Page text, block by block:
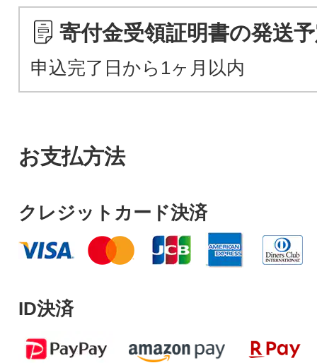
寄付金受領証明書の発送
申込完了日から1ヶ月以内
お支払方法
クレジットカード決済
ID決済